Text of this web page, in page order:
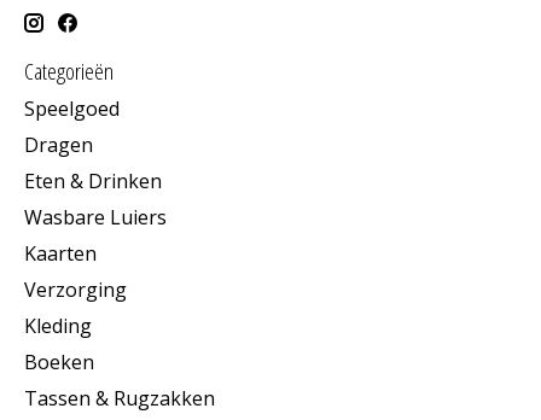
Categorieën
Speelgoed
Dragen
Eten & Drinken
Wasbare Luiers
Kaarten
Verzorging
Kleding
Boeken
Tassen & Rugzakken